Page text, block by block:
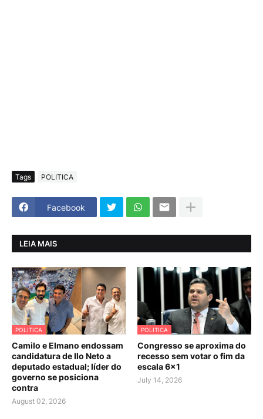
Tags POLITICA
Facebook
LEIA MAIS
POLITICA
Camilo e Elmano endossam
candidatura de Ilo Neto a
deputado estadual; líder do
governo se posiciona
contra
August 02, 2026
POLITICA
Congresso se aproxima do
recesso sem votar o fim da
escala 6×1
July 14, 2026